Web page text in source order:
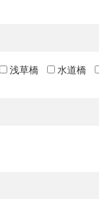
浅草橋 水道橋